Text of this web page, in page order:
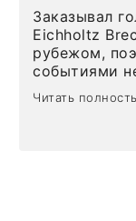
Заказывал
Eichholtz
рубежом,
событиями
Но
Читать